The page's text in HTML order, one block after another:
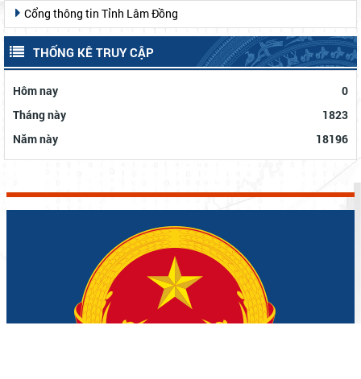
Cổng thông tin Tỉnh Lâm Đồng
THỐNG KÊ TRUY CẬP
Hôm nay
0
Tháng này
1823
Năm này
18196